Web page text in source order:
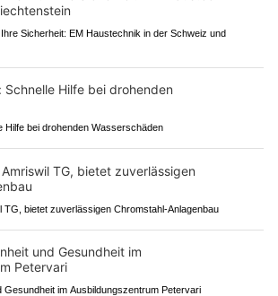
Sicherheit: EM Haustechnik in der Schweiz und
Hilfe bei drohenden Wasserschäden
TG, bietet zuverlässigen Chromstahl-Anlagenbau
Gesundheit im Ausbildungszentrum Petervari